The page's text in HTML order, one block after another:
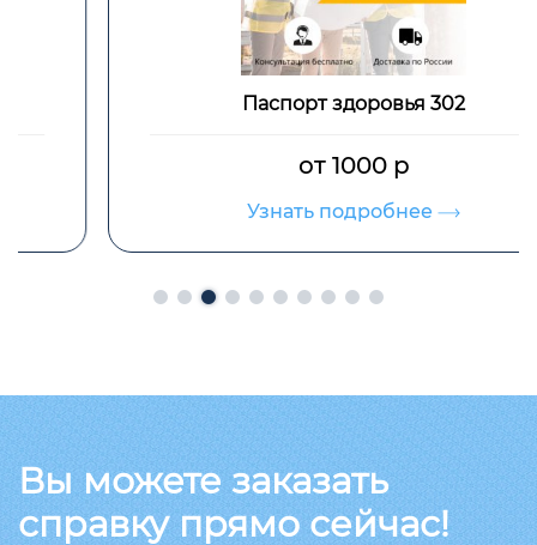
Паспорт здоровья 302
от 1000 р
Узнать подробнее
Вы можете заказать
справку прямо сейчас!